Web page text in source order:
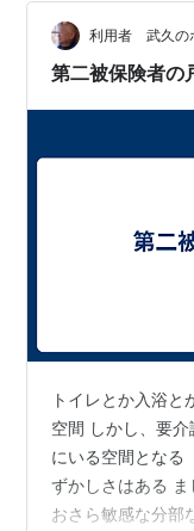
「心」。
３人とも本職が俳
が主演するドラマ
事件」が放映（
のアイドル風の振
録、前作と同時に
2008.7.30Pabo
は、また昇る」を
2008.12.10 シン
利用者 武久の
第二被保険者
トイレとか入浴
空間 しかし、要
にいる空間となる
ずかしさはある
おさら敏感な分部